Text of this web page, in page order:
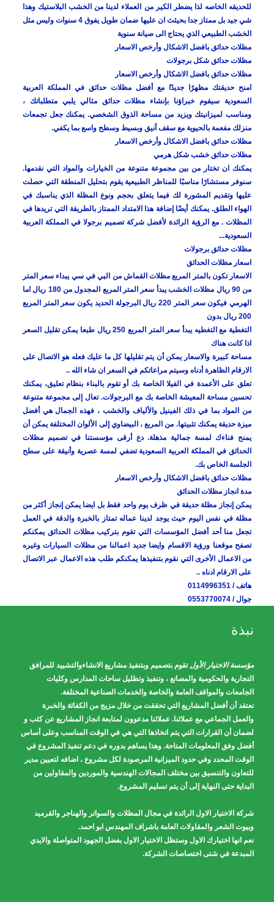
للحديقه الخاصه لذا يضطر الكير من العملاء لدينا من الخشب البلاستيك وهذا
شي جيد بل ممتاز جدا بحيثث ان عليها ضمان طويل يفوق 4 سنوات وليس مثل
الخشب الطبيعي الذي يحتاج الى صيانة سنوية
مظلات حدائق بافضل الاشكال وأرخص الاسعار
مظلات حدائق شكل برجولات
مظلات حدائق بافضل الاشكال وأرخص الاسعار
امنح حديقتك مظهرًا جديدًا مع أفضل مظلات حدائق في المملكة العربية
السعودية سيقوم خبراؤنا بإنشاء مظلات حدائق مثالي يلبي متطلباتك ،
ومناسب لميزانيتك ويزيد من مساحة الذوق الشخصي. يمكنك جعل تجمعات
منزلك مفعمة بالحيوية مع سقف أنيق وبسيط وسطح واسع بما يكفي.
مظلات حدائق بافضل الاشكال وأرخص الاسعار
مظلات حدائق خشب شكل هرمي
يمكنك ان تختار من بين مجموعة متنوعة من الخيارات والمواد التي نقدمها.
سنوفر مستشارًا مناسبًا للمناظر الطبيعية يقوم بتحليل المنطقة التي حصلت
عليها وتقديم المشورة لك فيما يتعلق بحجم ونوع المظلة الذي يناسبك في
الهواء الطلق. يمكنك أيضًا إضافة هذا الامتداد الممتاز بالطريقة التي تريدها في
المظلات . مع الرؤية الرائدة لأفضل شركة تصميم برجولا في المملكة العربية
السعودية...
مظلات حدائق برجولات
اسعار مظلات الحدائق
الاسعار تكون بالمتر المربع مظلات القماش من البي في سي يبداء سعر المتر
من 90 ريال مظلات الخشب يبدأ سعر المتر المربع المجدول من 180 ريال اما
الهرمي فيكون سعر المتر 220 ريال البرجولة الحديد يكون سعر المتر المربع
200 ريال بدون
التغطية مع التغطيه يبدأ سعر المتر المربع 250 ريال طبعا يمكن تقليل السعر
اذا كانت هناك
مساحة كبيرة والاسعار يمكن أن يتم تقليلها كل ما عليك فعله هو الاتصال على
الارقام الظاهرة أدناه وسيتم مراعاتكم في السعر ان شاء الله ..
تعلق على الأعمدة في الفيلا الخاصة بك أو تقوم بالبناء بنظام تعليق، يمكنك
تحسين مساحة المعيشة الخاصة بك مع البرجولات. تعال إلى مجموعة متنوعة
من المواد بما في ذلك الفينيل والألياف والخشب ، فهذه الجمال هي أفضل
ميزة حديقة يمكنك تثبيتها. من المربع ، البيضاوي إلى الألوان المختلفة يمكن أن
يمنح فناءك لمسة جمالية مذهلة. دع أرقى مؤسستنا في تصميم مظلات
الحدائق في المملكة العربية السعودية تضفي لمسة عصرية وأنيقة على سطح
الجلسة الخاص بك.
مظلات حدائق بافضل الاشكال وأرخص الاسعار
مدة انجاز مظلات الحدائق
يمكن إنجاز مظلة حديقة في ظرف يوم واحد فقط بل ايضا يمكن إنجاز أكثر من
مظلة في نفس اليوم حيث يوجد لدينا عماله تمتاز بالخبرة والدقة في العمل
تجعل منا أحد أفضل المؤسسات التي تقوم بتركيب مظلات الحدائق يمكنكم
تصفح موقعنا ورؤية الاقسام وايضا جديد اعمالنا من مظلات السيارات وغيره
من الاعمال الأخرى التي نقوم بتنفيذها يمكنكم طلب هذه الاعمال عبر الاتصال
على الارقام ادناه ..
هاتف / 0114996351
جوال / 0553770074
نبذة
مؤسسة الاختيار الأول تقوم بتصميم وبتنفيذ مشاريع الانشاءوالتشييد للمرافق
التجارية والحكومية والمصانع ، وتنفيذ وتظليل ساحات المدارس وكليات
الجامعات والمواقف العامة والخاصة والخدمات الصناعية المختلفة.
نعتقد أن أفضل المشاريع التي تحققت من خلال مزيج من الكفائة والخبرة
والعمل الجماعي مع عملائنا. عملائنا مدعوون لمتابعة انجاز المشاريع عن كثب و
لضمان أن القرارات التي يتم اتخاذها التي هي في الوقت المناسب وعلى أساس
أفضل وفق المعلومات المتاحة. وهذا يساهم بدوره في دعم تنفيذ المشروع في
الوقت المحدد وفي حدود الميزانية المرصودة لكل مشروع ، اضافه لتعيين مدير
للتعاون والتنسيق بين مختلف المجالات الهندسية والموردين والمقاولين من
البداية حتى النهاية إلى أن يتم تسليم المشروع.
شركة الاختيار الاول الرائدة في مجال المظلات والسواتر والهناجر والقرميد
وبيوت الشعر والمقاولات العامة باشراف المهندس ابو احمد.
نعم انها اختيارك الاول وستظل الاختيار الاول بفضل الجهود المتواصلة والايدي
المبدعة في شتى اختصاصات الشركة.